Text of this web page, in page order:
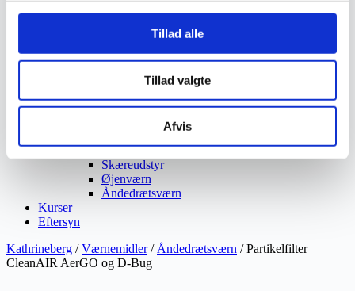
Tillad alle
Tillad valgte
Afvis
Opsamlere
Save
Snerydning
Teleskopværktøj
Beskyttelsesdragter
Høreværn
Skæreudstyr
Øjenværn
Åndedrætsværn
Kurser
Eftersyn
Kathrineberg /Værnemidler/ Åndedrætsværn / Partikelfilter
CleanAIR AerGO og D-Bug